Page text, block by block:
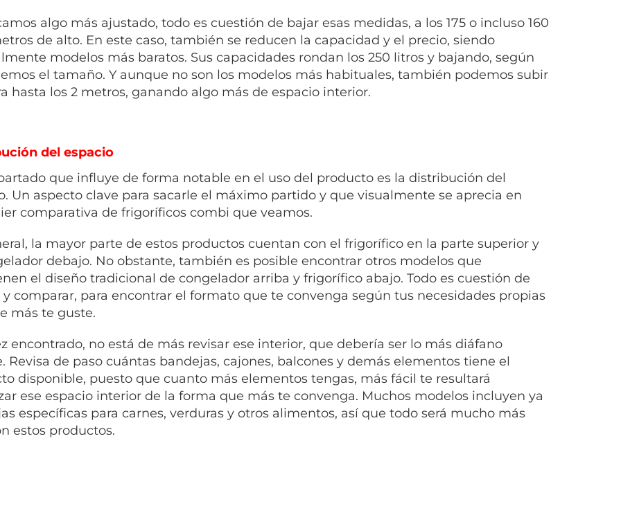
algo más ajustado, todo es cuestión de bajar esas medidas, a los 175 o incluso 160
de alto. En este caso, también se reducen la capacidad y el precio, siendo
modelos más baratos. Sus capacidades rondan los 250 litros y bajando, según
el tamaño. Y aunque no son los modelos más habituales, también podemos subir
hasta los 2 metros, ganando algo más de espacio interior.
del espacio
que influye de forma notable en el uso del producto es la distribución del
Un aspecto clave para sacarle el máximo partido y que visualmente se aprecia en
comparativa de frigoríficos combi que veamos.
la mayor parte de estos productos cuentan con el frigorífico en la parte superior y
debajo. No obstante, también es posible encontrar otros modelos que
el diseño tradicional de congelador arriba y frigorífico abajo. Todo es cuestión de
y comparar, para encontrar el formato que te convenga según tus necesidades propias
más te guste.
encontrado, no está de más revisar ese interior, que debería ser lo más diáfano
Revisa de paso cuántas bandejas, cajones, balcones y demás elementos tiene el
disponible, puesto que cuanto más elementos tengas, más fácil te resultará
ese espacio interior de la forma que más te convenga. Muchos modelos incluyen ya
específicas para carnes, verduras y otros alimentos, así que todo será mucho más
estos productos.